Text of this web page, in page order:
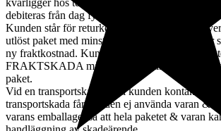
kvarligger hos terminalombud i mer än tre
debiteras från dag fyra löpande per dag enl.
Kunden står för returkostnaden vid felaktig
utlöst paket med minst 200:-, önskas varan åter
ny fraktkostnad. Kunden ansvarar för att
FRAKTSKADA måste anmälas till oss inom 3
paket.
Vid en transportskada skall kunden kontakta
transportskada får kunden ej använda varan &
varans emballage, så att hela paketet & varan